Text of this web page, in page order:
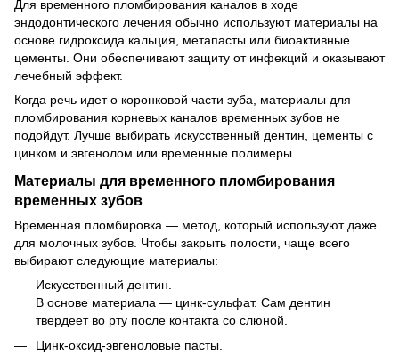
Для временного пломбирования каналов в ходе
эндодонтического лечения обычно используют материалы на
основе гидроксида кальция, метапасты или биоактивные
цементы. Они обеспечивают защиту от инфекций и оказывают
лечебный эффект.
Когда речь идет о коронковой части зуба, материалы для
пломбирования корневых каналов временных зубов не
подойдут. Лучше выбирать искусственный дентин, цементы с
цинком и эвгенолом или временные полимеры.
Материалы для временного пломбирования
временных зубов
Временная пломбировка — метод, который используют даже
для молочных зубов. Чтобы закрыть полости, чаще всего
выбирают следующие материалы:
Искусственный дентин.
В основе материала — цинк-сульфат. Сам дентин
твердеет во рту после контакта со слюной.
Цинк-оксид-эвгеноловые пасты.